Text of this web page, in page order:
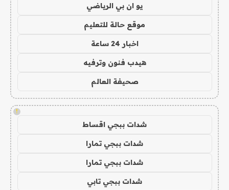
يو ان بي الرياضي
موقع حالة للتعليم
اخبار 24 ساعة
هيدب فنون وترفيه
صحيفة العالم
!
شدات ببجي اقساط
شدات ببجي تمارا
شدات ببجي تمارا
شدات ببجي تابي